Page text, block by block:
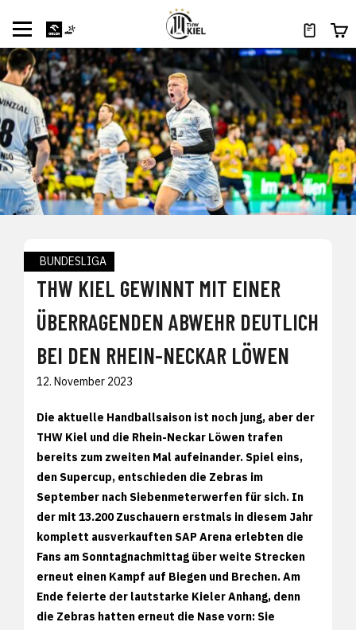
BUNDESLIGA
THW KIEL GEWINNT MIT EINER
ÜBERRAGENDEN ABWEHR DEUTLICH
BEI DEN RHEIN-NECKAR LÖWEN
12. November 2023
Die aktuelle Handballsaison ist noch jung, aber der
THW Kiel und die Rhein-Neckar Löwen trafen
bereits zum zweiten Mal aufeinander. Spiel eins,
den Supercup, entschieden die Zebras im
September nach Siebenmeterwerfen für sich. In
der mit 13.200 Zuschauern erstmals in diesem Jahr
komplett ausverkauften SAP Arena erlebten die
Fans am Sonntagnachmittag über weite Strecken
erneut einen Kampf auf Biegen und Brechen. Am
Ende feierte der lautstarke Kieler Anhang, denn
die Zebras hatten erneut die Nase vorn: Sie